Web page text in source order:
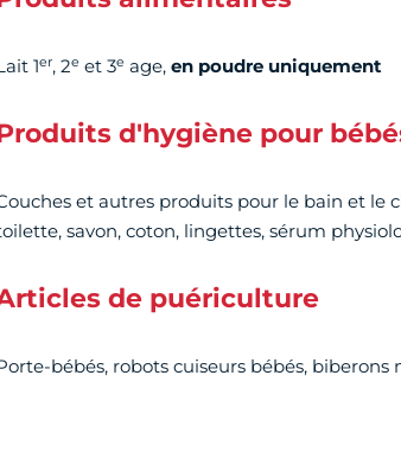
1er, 2e et 3e age, en poudre uniquement
d'hygiène pour
et autres produits pour le bain et le
savon, coton, lingettes, sérum
de puériculture
bébés, robots cuiseurs bébés,